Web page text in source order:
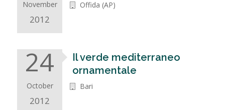
November
2012
Offida (AP)
24
October
2012
Il verde mediterraneo
ornamentale
Bari